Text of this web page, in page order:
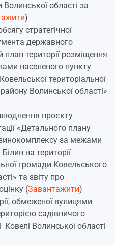
області за
)
стратегічної
державного
території розміщення
населеного пункту
територіальної
Волинської області»
проєкту
«Детального плану
за межами
на території
громади Ковельського
та звіту про
(Завантажити)
обмеженої вулицями
садівничого
Волинської області